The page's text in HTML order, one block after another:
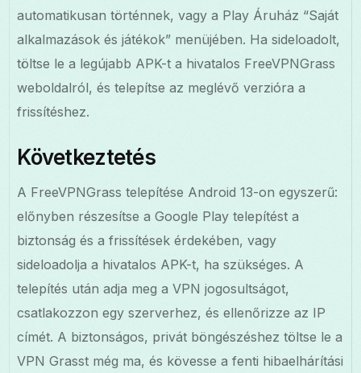
automatikusan történnek, vagy a Play Áruház “Saját
alkalmazások és játékok” menüjében. Ha sideloadolt,
töltse le a legújabb APK-t a hivatalos FreeVPNGrass
weboldalról, és telepítse az meglévő verzióra a
frissítéshez.
Következtetés
A FreeVPNGrass telepítése Android 13-on egyszerű:
előnyben részesítse a Google Play telepítést a
biztonság és a frissítések érdekében, vagy
sideloadolja a hivatalos APK-t, ha szükséges. A
telepítés után adja meg a VPN jogosultságot,
csatlakozzon egy szerverhez, és ellenőrizze az IP
címét. A biztonságos, privát böngészéshez töltse le a
VPN Grasst még ma, és kövesse a fenti hibaelhárítási